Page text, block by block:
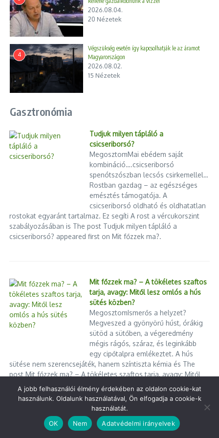
fogadásokon. Ma már bánom, hogy egyszer sem
szólítottam meg, bár láttam rajta: a legkevésbé sem
vágyik a figyelemre. Pedig megérdemelte volna. Nála
békés, fejlődő, toleráns és magabiztos ország legyen
Európa szívében.
Hiszem, újra el fog jönni egy korszak, amikor a
nyugodt erőnek és a halk tisztességnek nagyobb
Sólyom László példája mutatta meg számunkra, így is
lehet vezetni a hazánkat.
Nyugodjék békében, elnök úr!
Őrsi Gergelya II. kerület polgármestere
Nulláról a gyors növekedésig: Ezért kihagyhatatlan a
Google Ads az új weboldalaknak
Hatalmas tarlótűz pusztított Székesfehérvár határában –
lakóingatlanok váltak a lángok martalékává
Suha György – Ceutai balhé: a migránsok csak statiszták a
nagyok játszmájában
Cikk megosztása
Középpontban a
fenntarthatóság!
Következő
LED! a csillagos égbolt: A
jövő világítási technológiája
2026.08.04.
20 Nézetek
4
Végszükség esetén így kapcsolhatják le az áramot
Magyarországon
2026.08.02.
15 Nézetek
Gasztronómia
Tudjuk milyen tápláló a
csicseriborsó?
MegosztomMai ebédem saját
kombináció….csicseriborsó
spenótszószban lecsós csirkemellel…
Rostban gazdag – az egészséges
emésztés támogatója. A
csicseriborsó oldható és oldhatatlan
rostokat egyaránt tartalmaz. Ez segíti A rost a vércukorszint
szabályozásában is The post Tudjuk milyen tápláló a
csicseriborsó? appeared first on Mit főzzek ma?.
Mit főzzek ma? – A tökéletes szaftos
tarja, avagy: Mitől lesz omlós a hús
sütés közben?
MegosztomIsmerős a helyzet?
Megveszed a gyönyörű húst, órákig
sütöd a sütőben, a végeredmény
mégis rágós, száraz, és leginkább
egy cipőtalpra emlékeztet. A hús
sütése nem szerencsejáték, hanem színtiszta kémia és The
post Mit főzzek ma? – A tökéletes szaftos tarja, avagy: Mitől
lesz omlós a hús sütés közben? appeared first on Mit főzzek
ma?.
A jobb felhasználói élmény érdekében az oldalon cookie-kat
használunk. Oldalunk használatával, Ön elfogadja a cookie-k
használatát.
OK
Nem Adatvédelmi irányelvek